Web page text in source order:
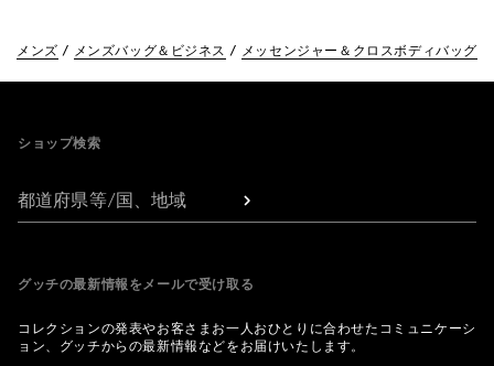
メンズ メンズバッグ＆ビジネス メッセンジャー＆クロスボディバッグ
ショップ検索
都道府県等/国、地域
グッチの最新情報をメールで受け取る
コレクションの発表やお客さまお一人おひとりに合わせたコミュニケーシ
ョン、グッチからの最新情報などをお届けいたします。